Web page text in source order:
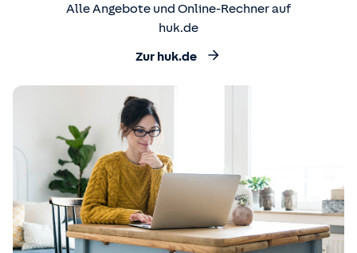
Alle Angebote und Online-Rechner auf
huk.de
Zur huk.de